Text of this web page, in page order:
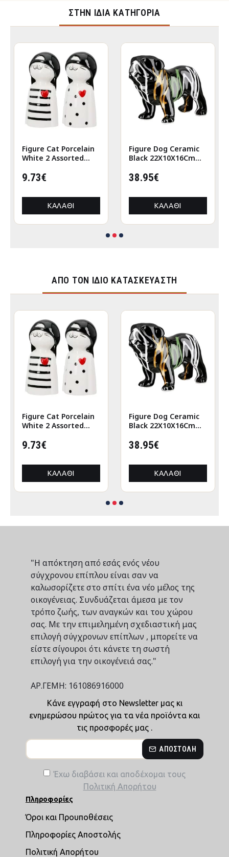
ΣΤΉΝ ΊΔΙΑ ΚΑΤΗΓΟΡΊΑ
Figure Cat Porcelain
White 2 Assorted
9.73€
ΚΑΛΆΘΙ
Figure Dog Ceramic
Black 22X10X16Cm
38.95€
ΚΑΛΆΘΙ
ΑΠΌ ΤΟΝ ΊΔΙΟ ΚΑΤΑΣΚΕΥΑΣΤΉ
Figure Cat Porcelain
White 2 Assorted
9.73€
ΚΑΛΆΘΙ
Figure Dog Ceramic
Black 22X10X16Cm
38.95€
ΚΑΛΆΘΙ
"Η απόκτηση από εσάς ενός νέου
σύγχρονου επίπλου είναι σαν να
καλωσορίζετε στο σπίτι ένα νέο μέλος της
οικογένειας. Συνδυάζεται άμεσα με τον
τρόπο ζωής, των αναγκών και του χώρου
σας. Με την επιμελημένη σχεδιαστική μας
επιλογή σύγχρονων επίπλων , μπορείτε να
είστε σίγουροι ότι κάνετε τη σωστή
επιλογή για την οικογένειά σας."
ΑΡ.ΓΕΜΗ: 161086916000
Κάνε εγγραφή στο Newsletter μας κι
ενημερώσου πρώτος για τα νέα προϊόντα και
τις προσφορές μας .
ΑΠΟΣΤΟΛΉ
Έχω διαβάσει και αποδέχομαι τους
Πολιτική Απορήτου
Πληροφορίες
Όροι και Προυποθέσεις
Πληροφορίες Αποστολής
Πολιτική Απορήτου